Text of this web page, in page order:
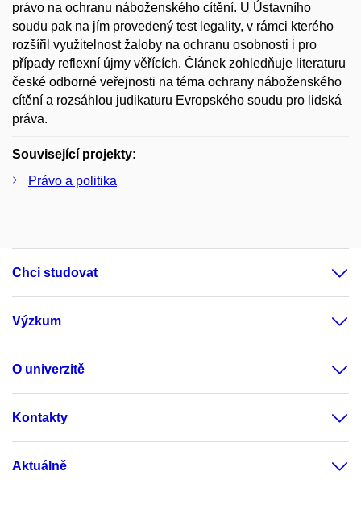
právo na ochranu náboženského cítění. U Ústavního
soudu pak na jím provedený test legality, v rámci kterého
rozšířil využitelnost žaloby na ochranu osobnosti i pro
případy reflexní újmy věřících. Článek zohledňuje literaturu
české odborné veřejnosti na téma ochrany náboženského
cítění a rozsáhlou judikaturu Evropského soudu pro lidská
práva.
Související projekty:
Právo a politika
Chci studovat
Výzkum
O univerzitě
Kontakty
Aktuálně